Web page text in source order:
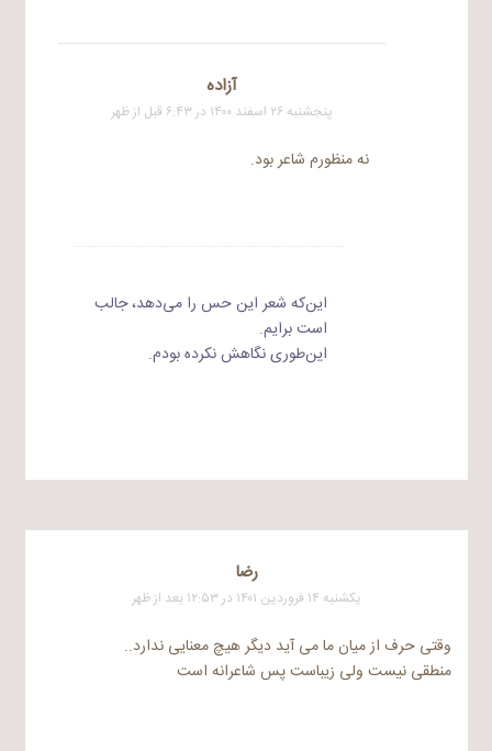
آزاده
پنجشنبه ۲۶ اسفند ۱۴۰۰ در ۶:۴۳ قبل از ظهر
نه منظورم شاعر بود.
این‌که شعر این حس را می‌دهد، جالب
است برایم.
این‌طوری نگاهش نکرده بودم.
رضا
یکشنبه ۱۴ فروردین ۱۴۰۱ در ۱۲:۵۳ بعد از ظهر
وقتی حرف از میان ما می آید دیگر هیچ معنایی ندارد..
منطقی نیست ولی زیباست پس شاعرانه است